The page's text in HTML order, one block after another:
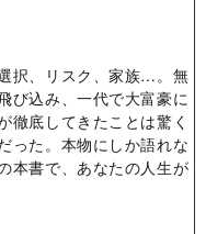
択、リスク、家族…。無
び込み、一代で大富豪に
徹底してきたことは驚く
った。本物にしか語れな
本書で、あなたの人生が